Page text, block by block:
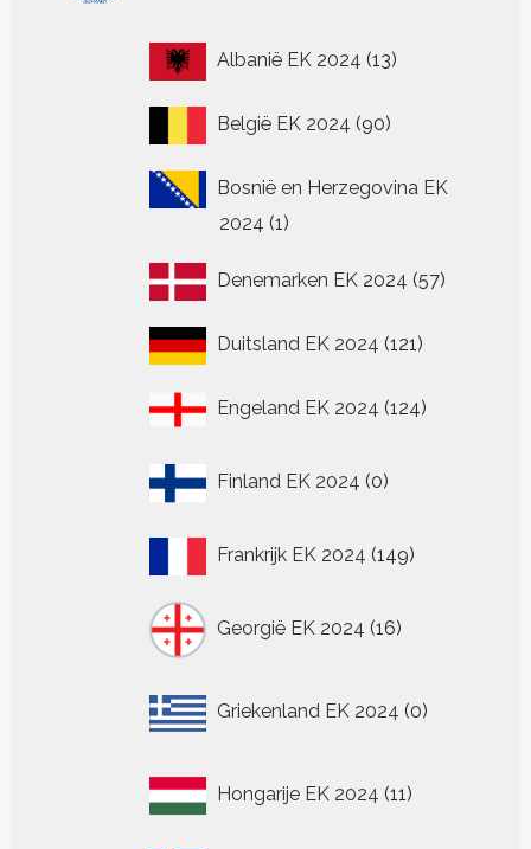
Albanië EK 2024 1313
België EK 2024 9090
Bosnië en Herzegovina EK
2024 11
Denemarken EK 2024 5757
Duitsland EK 2024 121121
Engeland EK 2024 124124
Finland EK 2024 0
producten
Frankrijk EK 2024 149149
Georgië EK 2024 16
producten
Griekenland EK 2024 0
producten
Hongarije EK 2024 11
producten